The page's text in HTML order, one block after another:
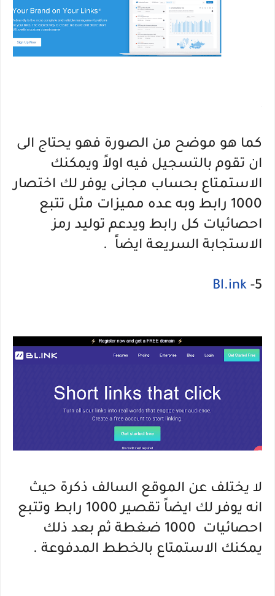
كما هو موضح من الصورة فهو يحتاج الى
ان تقوم بالتسجيل فيه اولاً ويمكنك
الاستمتاع بحساب مجانى يوفر لك اختصار
1000 رابط وبه عده مميزات مثل تتبع
احصائيات كل رابط ويدعم توليد رمز
الاستجابة السريعة ايضاً .
5-
Bl.ink
لا يختلف عن الموقع السالف ذكرة حيث
انه يوفر لك ايضاً تقصير 1000 رابط وتتبع
احصائيات 1000 ضغطة ثم بعد ذلك
يمكنك الاستمتاع بالخطط المدفوعة .